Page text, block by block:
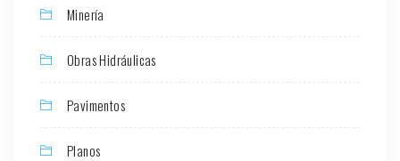
Minería
Obras Hidráulicas
Pavimentos
Planos